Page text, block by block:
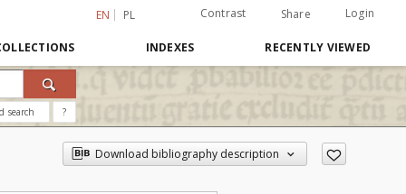
EN PL Contrast Share Login
INDEXES RECENTLY VIEWED
search ?
Download bibliography description